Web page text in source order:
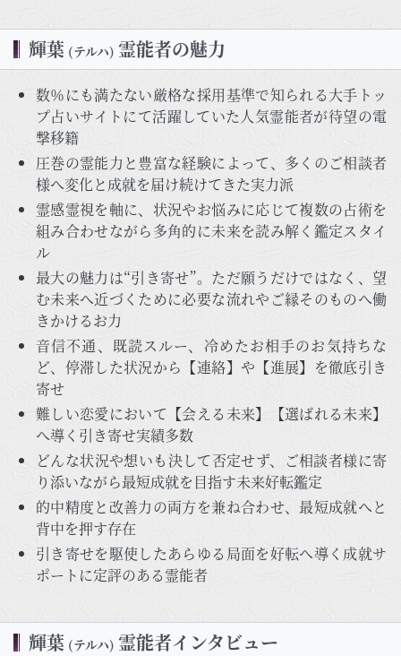
輝葉 (テルハ) 霊能者の魅力
数％にも満たない厳格な採用基準で知られる大手トッ
プ占いサイトにて活躍していた人気霊能者が待望の電
撃移籍
圧巻の霊能力と豊富な経験によって、多くのご相談者
様へ変化と成就を届け続けてきた実力派
霊感霊視を軸に、状況やお悩みに応じて複数の占術を
組み合わせながら多角的に未来を読み解く鑑定スタイ
ル
最大の魅力は“引き寄せ”。ただ願うだけではなく、望
む未来へ近づくために必要な流れやご縁そのものへ働
きかけるお力
音信不通、既読スルー、冷めたお相手のお気持ちな
ど、停滞した状況から【連絡】や【進展】を徹底引き
寄せ
難しい恋愛において【会える未来】【選ばれる未来】
へ導く引き寄せ実績多数
どんな状況や想いも決して否定せず、ご相談者様に寄
り添いながら最短成就を目指す未来好転鑑定
的中精度と改善力の両方を兼ね合わせ、最短成就へと
背中を押す存在
引き寄せを駆使したあらゆる局面を好転へ導く成就サ
ポートに定評のある霊能者
輝葉 (テルハ) 霊能者インタビュー